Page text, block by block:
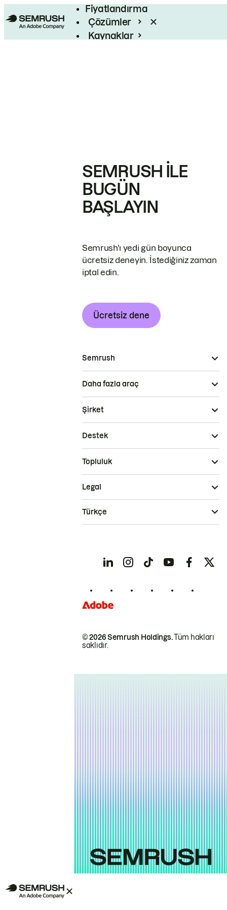
Fiyatlandırma
Çözümler
Kaynaklar
SEMRUSH ILE
BUGÜN
BAŞLAYIN
Semrush'ı yedi gün boyunca
ücretsiz deneyin. İstediğiniz zaman
iptal edin.
Ücretsiz dene
Semrush
Daha fazla araç
Şirket
Destek
Topluluk
© 2026 Semrush Holdings.Tüm hakları
saklıdır.
Legal
Türkçe